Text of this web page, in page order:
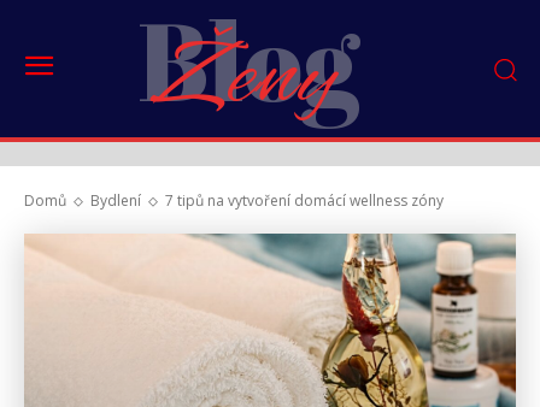
Blog
Ženy
Domů Bydlení 7 tipů na vytvoření domácí wellness zóny